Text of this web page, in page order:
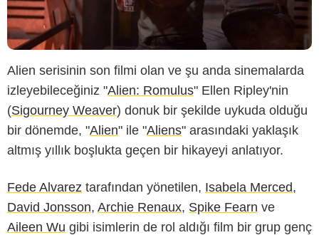
Alien serisinin son filmi olan ve şu anda sinemalarda
izleyebileceğiniz "Alien: Romulus" Ellen Ripley'nin
(Sigourney Weaver) donuk bir şekilde uykuda olduğu
bir dönemde, "Alien" ile "Aliens" arasındaki yaklaşık
altmış yıllık boşlukta geçen bir hikayeyi anlatıyor.
Fede Alvarez tarafından yönetilen, Isabela Merced,
David Jonsson, Archie Renaux, Spike Fearn ve
Aileen Wu gibi isimlerin de rol aldığı film bir grup genç